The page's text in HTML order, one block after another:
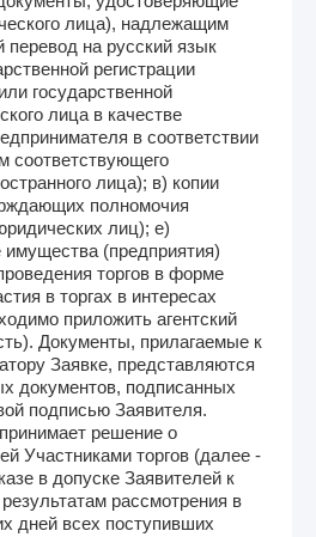
лица), надлежащим
перевод на русский язык
регистрации
государственной
лица в качестве
в соответствии
соответствующего
лица); в) копии
полномочия
лиц); е)
(предприятия)
торгов в форме
в торгах в интересах
приложить агентский
Документы, прилагаемые к
Заявке, представляются
документов, подписанных
подписью Заявителя.
решение о
Участниками торгов (далее -
в допуске Заявителей к
рассмотрения в
дней всех поступивших